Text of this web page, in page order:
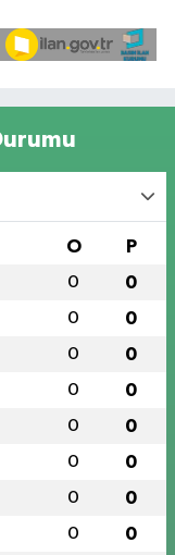
O P
0 0
0 0
0 0
0 0
0 0
0 0
0 0
0 0